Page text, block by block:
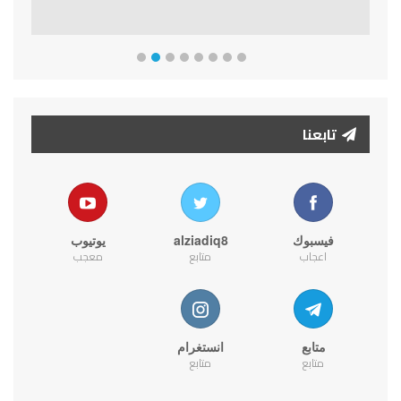
تابعنا
فيسبوك
اعجاب
alziadiq8
متابع
يوتيوب
معجب
متابع
متابع
انستغرام
متابع